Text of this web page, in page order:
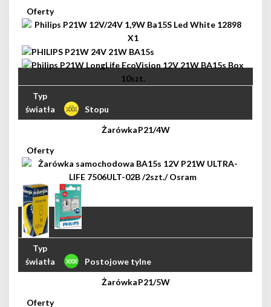
Stopu
P21/4W
Postojowe tylne
P21/5W